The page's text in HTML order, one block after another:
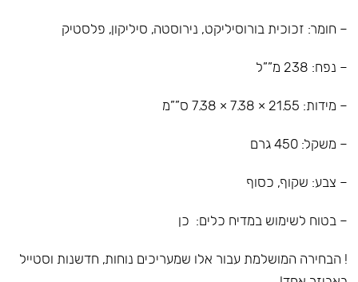
– חומר: זכוכית בורוסיליקט, נירוסטה, סיליקון, פלסטיק
– נפח: 238 מ””ל
– מידות: 21.55 × 7.38 × 7.38 ס””מ
– משקל: 450 גרם
– צבע: שקוף, כסוף
– בטוח לשימוש במדיח כלים: כן
! הבחירה המושלמת עבור אלו שמעריכים נוחות, חדשנות וסטייל